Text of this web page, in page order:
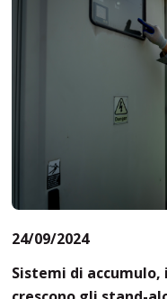
24/09/2024
Sistemi di accumulo,